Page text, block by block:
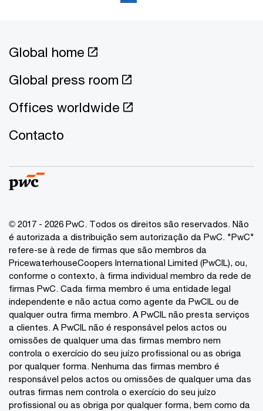
Global home
Global press room
Offices worldwide
Contacto
© 2017 - 2026 PwC. Todos os direitos são reservados. Não
é autorizada a distribuição sem autorização da PwC. "PwC"
refere-se à rede de firmas que são membros da
PricewaterhouseCoopers International Limited (PwCIL), ou,
conforme o contexto, à firma individual membro da rede de
firmas PwC. Cada firma membro é uma entidade legal
independente e não actua como agente da PwCIL ou de
qualquer outra firma membro. A PwCIL não presta serviços
a clientes. A PwCIL não é responsável pelos actos ou
omissões de qualquer uma das firmas membro nem
controla o exercício do seu juízo profissional ou as obriga
por qualquer forma. Nenhuma das firmas membro é
responsável pelos actos ou omissões de qualquer uma das
outras firmas nem controla o exercício do seu juízo
profissional ou as obriga por qualquer forma, bem como da